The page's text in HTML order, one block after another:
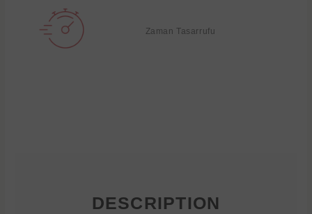
Zaman Tasarrufu
DESCRIPTION